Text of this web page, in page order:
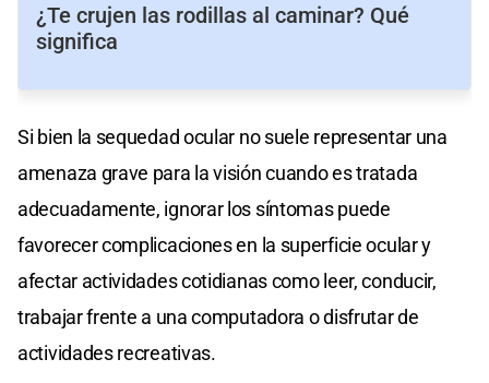
¿Te crujen las rodillas al caminar? Qué
significa
Si bien la sequedad ocular no suele representar una
amenaza grave para la visión cuando es tratada
adecuadamente, ignorar los síntomas puede
favorecer complicaciones en la superficie ocular y
afectar actividades cotidianas como leer, conducir,
trabajar frente a una computadora o disfrutar de
actividades recreativas.